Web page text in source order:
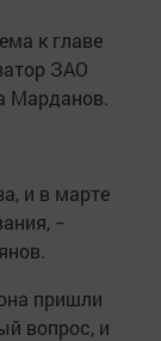
к главе
ЗАО
Марданов.
и в марте
−
пришли
вопрос, и